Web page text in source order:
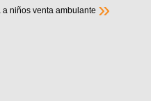
a niños venta ambulante »